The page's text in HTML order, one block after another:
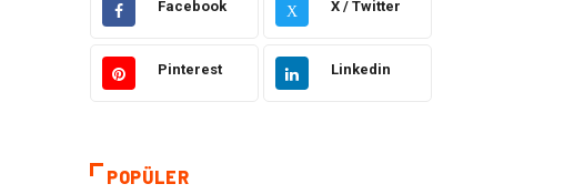
Alışveriş
Facebook X X / Twitter
Pinterest Linkedin
POPÜLER